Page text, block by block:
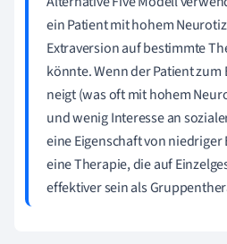
ein Patient mit hohem
Extraversion auf bestimmte
könnte. Wenn der Patient
neigt (was oft mit hohem
und wenig Interesse an
eine Eigenschaft von
eine Therapie, die auf
effektiver sein als